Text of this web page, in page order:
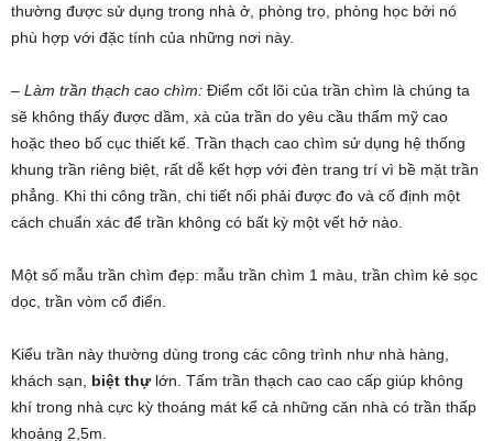
thường được sử dụng trong nhà ở, phòng trọ, phòng học bởi nó
phù hợp với đặc tính của những nơi này.
– Làm trần thạch cao chìm: Điểm cốt lõi của trần chìm là chúng ta
sẽ không thấy được dầm, xà của trần do yêu cầu thẩm mỹ cao
hoặc theo bố cục thiết kế. Trần thạch cao chìm sử dụng hệ thống
khung trần riêng biệt, rất dễ kết hợp với đèn trang trí vì bề mặt trần
phẳng. Khi thi công trần, chi tiết nối phải được đo và cố định một
cách chuẩn xác để trần không có bất kỳ một vết hở nào.
Một số mẫu trần chìm đẹp: mẫu trần chìm 1 màu, trần chìm kẻ sọc
dọc, trần vòm cổ điển.
Kiểu trần này thường dùng trong các công trình như nhà hàng,
khách sạn, biệt thựlớn. Tấm trần thạch cao cao cấp giúp không
khí trong nhà cực kỳ thoáng mát kể cả những căn nhà có trần thấp
khoảng 2,5m.